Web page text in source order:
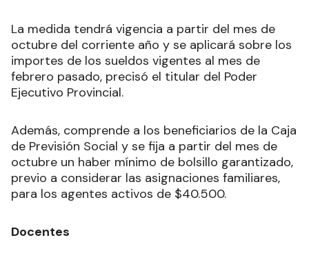
La medida tendrá vigencia a partir del mes de
octubre del corriente año y se aplicará sobre los
importes de los sueldos vigentes al mes de
febrero pasado, precisó el titular del Poder
Ejecutivo Provincial.
Además, comprende a los beneficiarios de la Caja
de Previsión Social y se fija a partir del mes de
octubre un haber mínimo de bolsillo garantizado,
previo a considerar las asignaciones familiares,
para los agentes activos de $40.500.
Docentes